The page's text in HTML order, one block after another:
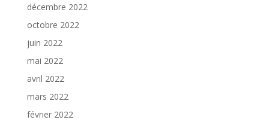
décembre 2022
octobre 2022
juin 2022
mai 2022
avril 2022
mars 2022
février 2022